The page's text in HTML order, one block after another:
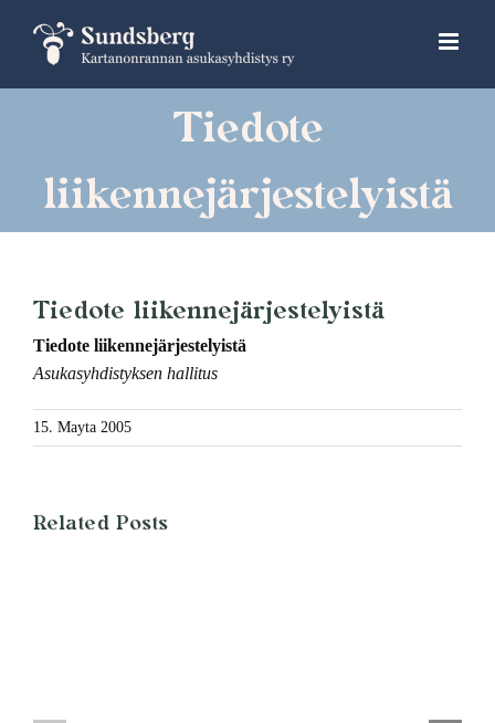
content
Tiedote
liikennejärjestelyistä
Tiedote liikennejärjestelyistä
Tiedote liikennejärjestelyistä
Asukasyhdistyksen hallitus
15. Mayta 2005
Related Posts